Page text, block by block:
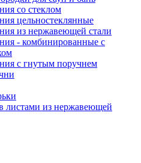
со стеклом
цельностеклянные
из нержавеющей стали
- комбинированные с
с гнутым поручнем
листами из нержавеющей